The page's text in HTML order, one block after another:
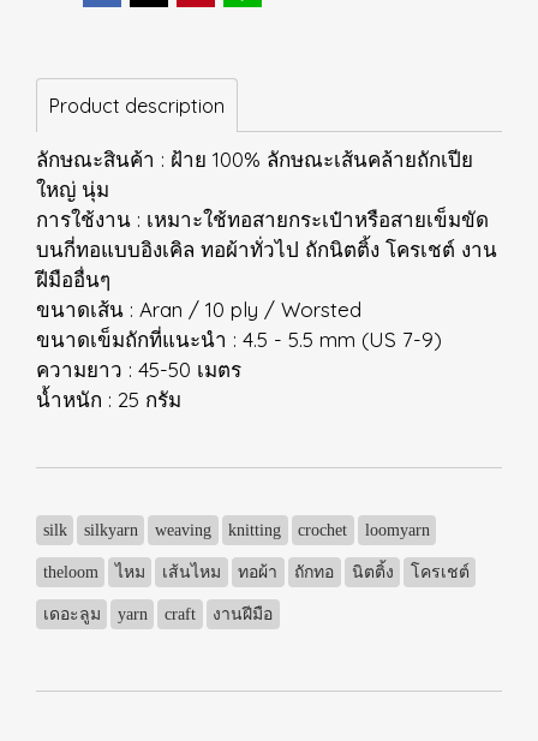
Product description
ลักษณะสินค้า : ฝ้าย 100% ลักษณะเส้นคล้ายถักเปีย
ใหญ่ นุ่ม
การใช้งาน : เหมาะใช้ทอสายกระเป๋าหรือสายเข็มขัด
บนกี่ทอแบบอิงเคิล ทอผ้าทั่วไป ถักนิตติ้ง โครเชต์ งาน
ฝีมืออื่นๆ
ขนาดเส้น : Aran / 10 ply / Worsted
ขนาดเข็มถักที่แนะนำ : 4.5 - 5.5 mm (US 7-9)
ความยาว : 45-50 เมตร
น้ำหนัก : 25 กรัม
silk silkyarn weaving knitting crochet loomyarn
theloom ไหม เส้นไหม ทอผ้า ถักทอ นิตติ้ง โครเชต์
เดอะลูม yarn craft งานฝีมือ